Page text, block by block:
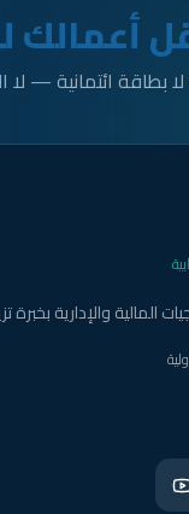
أعمالك
والإدارية بخبرة تزيد عن